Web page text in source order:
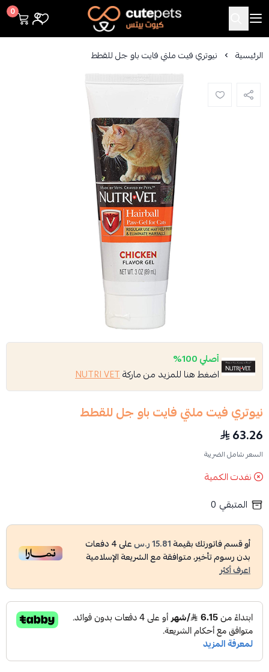
Cutepets
0
الرئيسية نيوتري فيت ملتي فايت باو جل للقطط
أصلي 100%
اضغط هنا للمزيد من ماركةNUTRI VET
نيوتري فيت ملتي فايت باو جل للقطط
63.26
السعر شامل الضريبة
نفدت الكمية
المتبقي 0
أو قسم فاتورتك بقيمة15.81 ر.س على4دفعات
بدون رسوم تأخير، متوافقة مع الشريعة الإسلامية
اعرف أكثر